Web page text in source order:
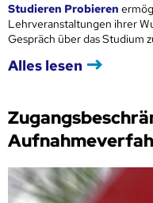
Studieren Probieren
Lehrveranstaltungen ihrer
Gespräch über das Studium
Alles lesen